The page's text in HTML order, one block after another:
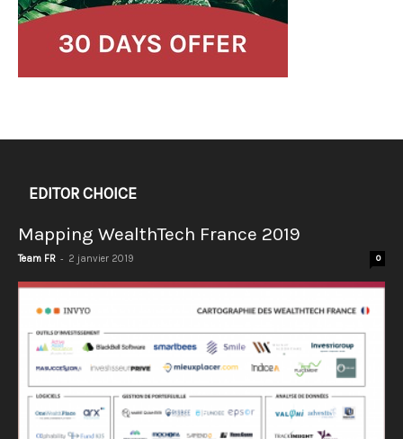
EDITOR CHOICE
Mapping WealthTech France 2019
Team FR - 2 janvier 2019 0